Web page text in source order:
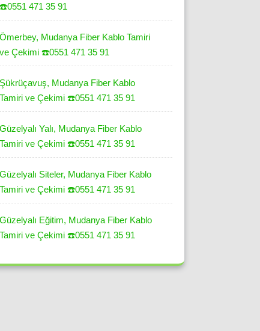
☎️0551 471 35 91
Ömerbey, Mudanya Fiber Kablo Tamiri
ve Çekimi ☎️0551 471 35 91
Şükrüçavuş, Mudanya Fiber Kablo
Tamiri ve Çekimi ☎️0551 471 35 91
Güzelyalı Yalı, Mudanya Fiber Kablo
Tamiri ve Çekimi ☎️0551 471 35 91
Güzelyalı Siteler, Mudanya Fiber Kablo
Tamiri ve Çekimi ☎️0551 471 35 91
Güzelyalı Eğitim, Mudanya Fiber Kablo
Tamiri ve Çekimi ☎️0551 471 35 91